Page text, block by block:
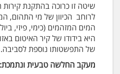
שיטה זו כרוכה בהתקנת
לרוחב הכיוון של מי התהום,
המים המזהמים (כימי, פיזי,
היא בידודו של קיר האיטום
של התפשטותו נוספת לסביבה.
מעקב החלשה טבעית ונתמכת: